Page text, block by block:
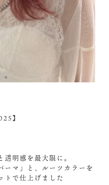
】
明感を最大限に。
ーマ」と、ルーツカラーを
トで仕上げました️